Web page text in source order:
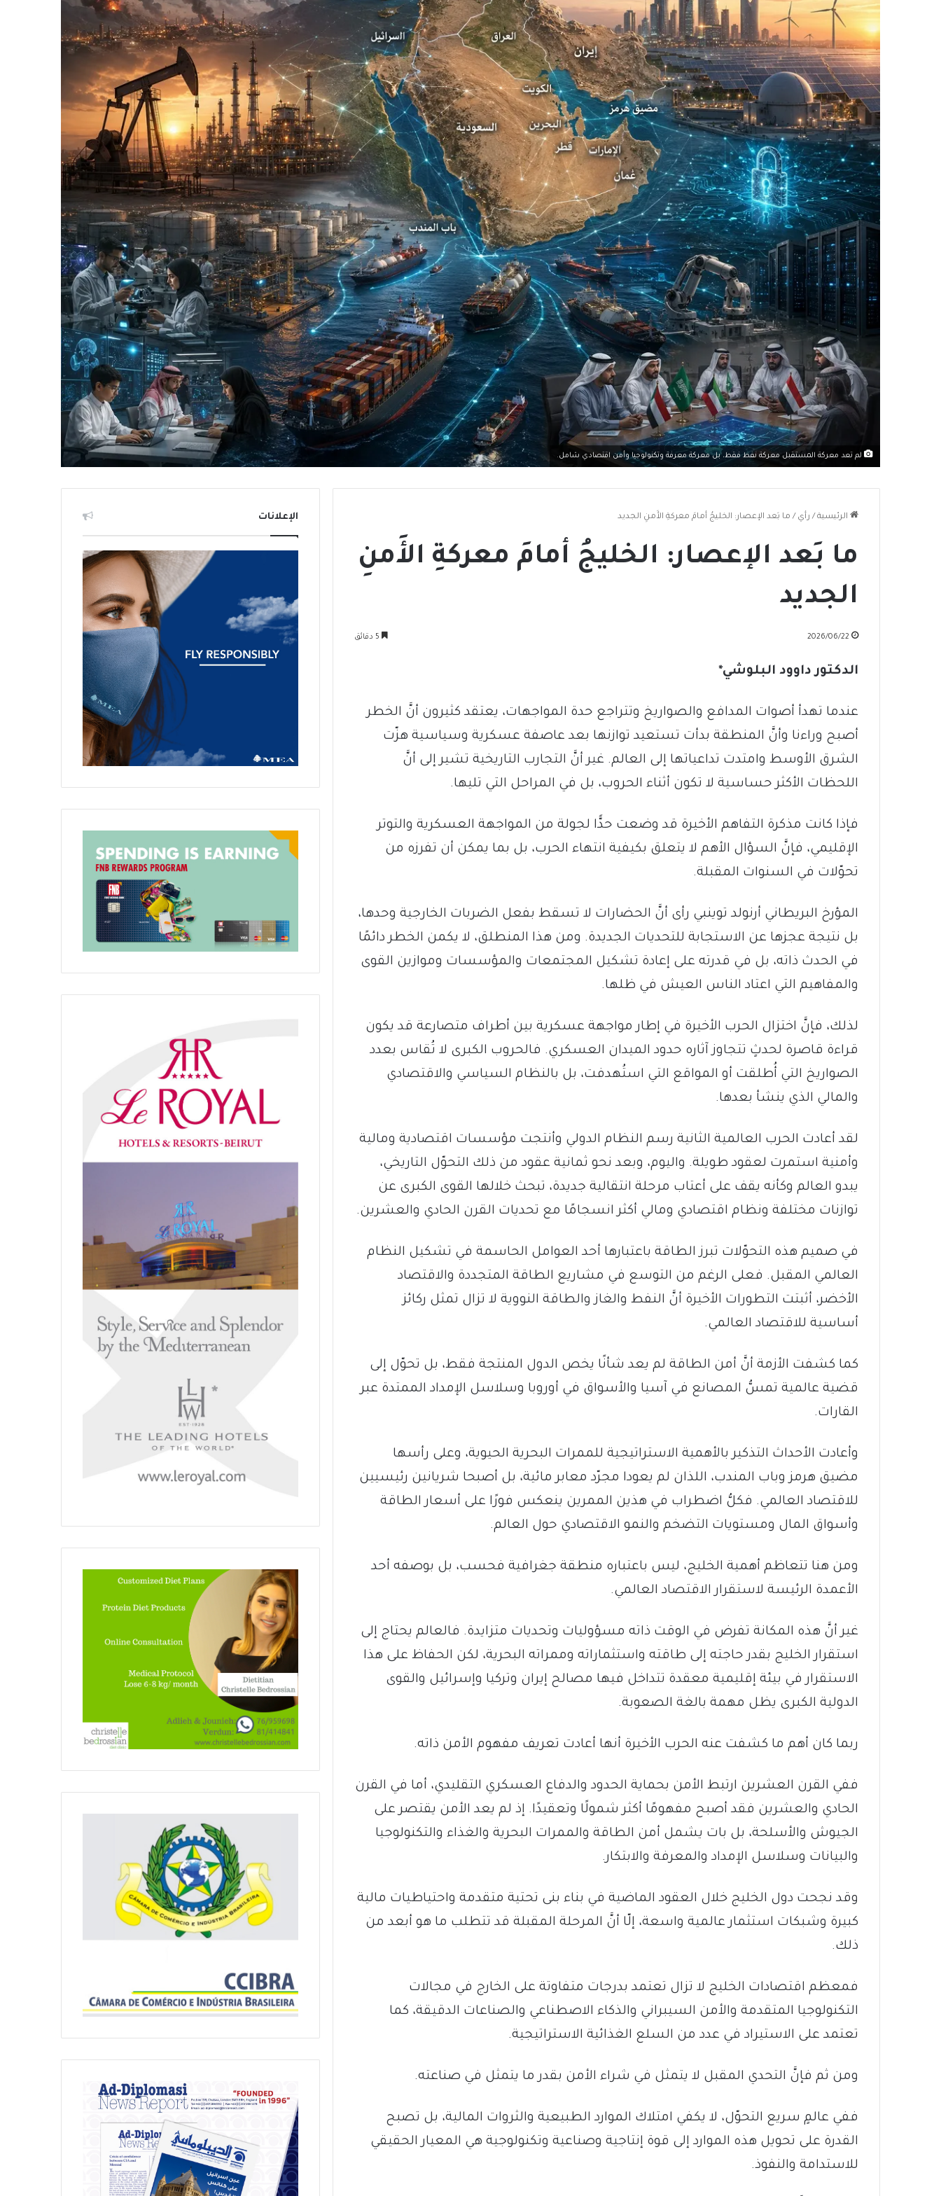
لم تعد معركة المستقبل معركة نفط فقط، بل معركة معرفة وتكنولوجيا وأمن اقتصادي شامل.
الرئيسية / رأي / ما بَعد الإعصار: الخليجُ أمامَ معركةِ الأَمنِ الجديد
ما بَعد الإعصار: الخليجُ أمامَ معركةِ الأَمنِ
الجديد
2026/06/22
الدكتور داوود البلوشي*
عندما تهدأ أصوات المدافع والصواريخ وتتراجع حدة المواجهات، يعتقد كثيرون أنَّ الخطر
أصبح وراءنا وأنَّ المنطقة بدأت تستعيد توازنها بعد عاصفة عسكرية وسياسية هزّت
الشرق الأوسط وامتدت تداعياتها إلى العالم. غير أنَّ التجارب التاريخية تشير إلى أنَّ
اللحظات الأكثر حساسية لا تكون أثناء الحروب، بل في المراحل التي تليها.
فإذا كانت مذكرة التفاهم الأخيرة قد وضعت حدًّا لجولة من المواجهة العسكرية والتوتر
الإقليمي، فإنَّ السؤال الأهم لا يتعلق بكيفية انتهاء الحرب، بل بما يمكن أن تفرزه من
تحوّلات في السنوات المقبلة.
المؤرخ البريطاني أرنولد توينبي رأى أنَّ الحضارات لا تسقط بفعل الضربات الخارجية وحدها،
بل نتيجة عجزها عن الاستجابة للتحديات الجديدة. ومن هذا المنطلق، لا يكمن الخطر دائمًا
في الحدث ذاته، بل في قدرته على إعادة تشكيل المجتمعات والمؤسسات وموازين القوى
والمفاهيم التي اعتاد الناس العيش في ظلها.
لذلك، فإنَّ اختزال الحرب الأخيرة في إطار مواجهة عسكرية بين أطراف متصارعة قد يكون
قراءة قاصرة لحدثٍ تتجاوز آثاره حدود الميدان العسكري. فالحروب الكبرى لا تُقاس بعدد
الصواريخ التي أُطلقت أو المواقع التي استُهدفت، بل بالنظام السياسي والاقتصادي
والمالي الذي ينشأ بعدها.
لقد أعادت الحرب العالمية الثانية رسم النظام الدولي وأنتجت مؤسسات اقتصادية ومالية
وأمنية استمرت لعقود طويلة. واليوم، وبعد نحو ثمانية عقود من ذلك التحوّل التاريخي،
يبدو العالم وكأنه يقف على أعتاب مرحلة انتقالية جديدة، تبحث خلالها القوى الكبرى عن
توازنات مختلفة ونظام اقتصادي ومالي أكثر انسجامًا مع تحديات القرن الحادي والعشرين.
في صميم هذه التحوّلات تبرز الطاقة باعتبارها أحد العوامل الحاسمة في تشكيل النظام
العالمي المقبل. فعلى الرغم من التوسع في مشاريع الطاقة المتجددة والاقتصاد
الأخضر، أثبتت التطورات الأخيرة أنَّ النفط والغاز والطاقة النووية لا تزال تمثل ركائز
أساسية للاقتصاد العالمي.
كما كشفت الأزمة أنَّ أمن الطاقة لم يعد شأنًا يخص الدول المنتجة فقط، بل تحوّل إلى
قضية عالمية تمسُّ المصانع في آسيا والأسواق في أوروبا وسلاسل الإمداد الممتدة عبر
القارات.
وأعادت الأحداث التذكير بالأهمية الاستراتيجية للممرات البحرية الحيوية، وعلى رأسها
مضيق هرمز وباب المندب، اللذان لم يعودا مجرّد معابر مائية، بل أصبحا شريانين رئيسيين
للاقتصاد العالمي. فكلُّ اضطراب في هذين الممرين ينعكس فورًا على أسعار الطاقة
وأسواق المال ومستويات التضخم والنمو الاقتصادي حول العالم.
ومن هنا تتعاظم أهمية الخليج، ليس باعتباره منطقة جغرافية فحسب، بل بوصفه أحد
الأعمدة الرئيسة لاستقرار الاقتصاد العالمي.
غير أنَّ هذه المكانة تفرض في الوقت ذاته مسؤوليات وتحديات متزايدة. فالعالم يحتاج إلى
استقرار الخليج بقدر حاجته إلى طاقته واستثماراته وممراته البحرية، لكن الحفاظ على هذا
الاستقرار في بيئة إقليمية معقدة تتداخل فيها مصالح إيران وتركيا وإسرائيل والقوى
الدولية الكبرى يظل مهمة بالغة الصعوبة.
ربما كان أهم ما كشفت عنه الحرب الأخيرة أنها أعادت تعريف مفهوم الأمن ذاته.
ففي القرن العشرين ارتبط الأمن بحماية الحدود والدفاع العسكري التقليدي، أما في القرن
الحادي والعشرين فقد أصبح مفهومًا أكثر شمولًا وتعقيدًا. إذ لم يعد الأمن يقتصر على
الجيوش والأسلحة، بل بات يشمل أمن الطاقة والممرات البحرية والغذاء والتكنولوجيا
والبيانات وسلاسل الإمداد والمعرفة والابتكار.
وقد نجحت دول الخليج خلال العقود الماضية في بناء بنى تحتية متقدمة واحتياطيات مالية
كبيرة وشبكات استثمار عالمية واسعة، إلّا أنَّ المرحلة المقبلة قد تتطلب ما هو أبعد من
ذلك.
فمعظم اقتصادات الخليج لا تزال تعتمد بدرجات متفاوتة على الخارج في مجالات
التكنولوجيا المتقدمة والأمن السيبراني والذكاء الاصطناعي والصناعات الدقيقة، كما
تعتمد على الاستيراد في عدد من السلع الغذائية الاستراتيجية.
ومن ثم فإنَّ التحدي المقبل لا يتمثل في شراء الأمن بقدر ما يتمثل في صناعته.
ففي عالمٍ سريع التحوّل، لا يكفي امتلاك الموارد الطبيعية والثروات المالية، بل تصبح
القدرة على تحويل هذه الموارد إلى قوة إنتاجية وصناعية وتكنولوجية هي المعيار الحقيقي
للاستدامة والنفوذ.
الإعلانات